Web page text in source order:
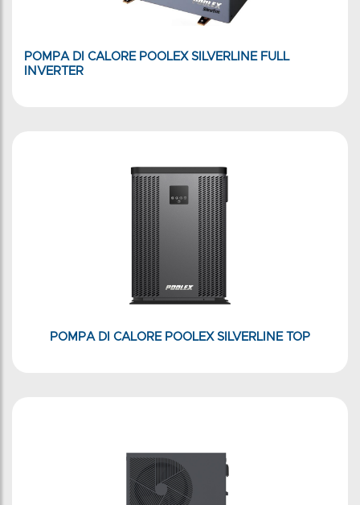
POMPA DI CALORE POOLEX SILVERLINE FULL
INVERTER
POMPA DI CALORE POOLEX SILVERLINE TOP